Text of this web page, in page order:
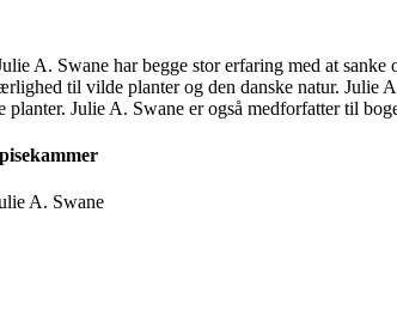
A. Swane har begge stor erfaring med at
til vilde planter og den danske natur.
Julie A. Swane er også medforfatter til
A. Swane